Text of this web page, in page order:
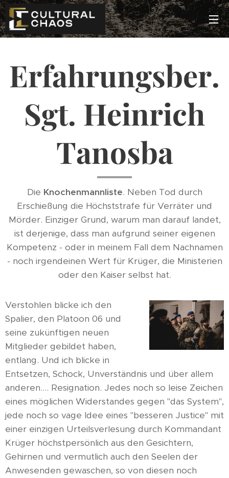
Erfahrungsber.
Sgt. Heinrich
Tanosba
Die Knochenmannliste. Neben Tod durch
Erschießung die Höchststrafe für Verräter und
Mörder. Einziger Grund, warum man darauf landet,
ist derjenige, dass man aufgrund seiner eigenen
Kompetenz - oder in meinem Fall dem Nachnamen
- noch irgendeinen Wert für Krüger, die Ministerien
oder den Kaiser selbst hat.
Verstohlen blicke ich den
Spalier, den Platoon 06 und
seine zukünftigen neuen
Mitglieder gebildet haben,
entlang. Und ich blicke in
Entsetzen, Schock, Unverständnis und über allem
anderen…. Resignation. Jedes noch so leise Zeichen
eines möglichen Widerstandes gegen "das System",
jede noch so vage Idee eines "besseren Justice" mit
einer einzigen Urteilsverlesung durch Kommandant
Krüger höchstpersönlich aus den Gesichtern,
Gehirnen und vermutlich auch den Seelen der
Anwesenden gewaschen, so von diesen noch